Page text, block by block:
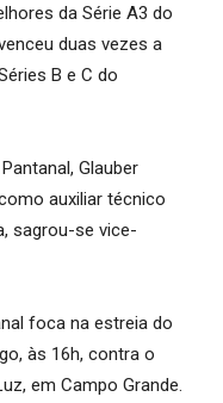
da Série A3 do
duas vezes a
B e C do
Glauber
auxiliar técnico
sagrou-se vice-
foca na estreia do
às 16h, contra o
em Campo Grande.